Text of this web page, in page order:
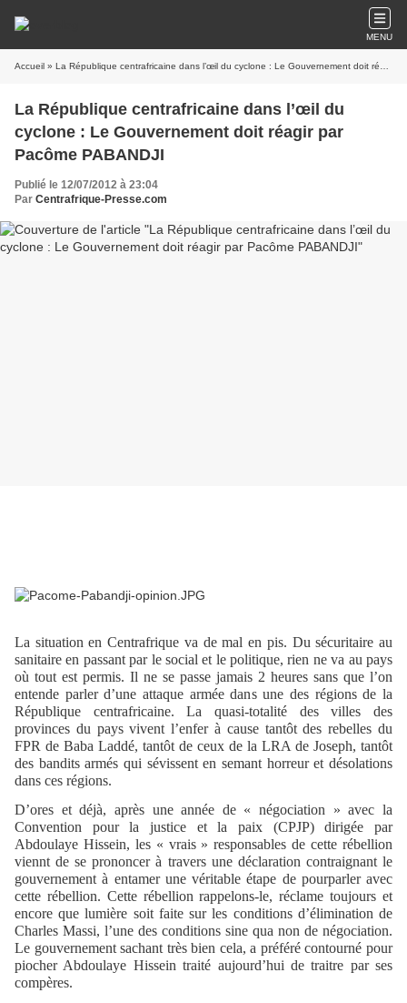
MENU
Accueil » La République centrafricaine dans l’œil du cyclone : Le Gouvernement doit réagir par Pacôme PABANDJI
La République centrafricaine dans l’œil du
cyclone : Le Gouvernement doit réagir par
Pacôme PABANDJI
Publié le 12/07/2012 à 23:04
Par Centrafrique-Presse.com
La situation en Centrafrique va de mal en pis. Du sécuritaire au
sanitaire en passant par le social et le politique, rien ne va au pays
où tout est permis. Il ne se passe jamais 2 heures sans que l’on
entende parler d’une attaque armée dans une des régions de la
République centrafricaine. La quasi-totalité des villes des
provinces du pays vivent l’enfer à cause tantôt des rebelles du
FPR de Baba Laddé, tantôt de ceux de la LRA de Joseph, tantôt
des bandits armés qui sévissent en semant horreur et désolations
dans ces régions.
D’ores et déjà, après une année de « négociation » avec la
Convention pour la justice et la paix (CPJP) dirigée par
Abdoulaye Hissein, les « vrais » responsables de cette rébellion
viennt de se prononcer à travers une déclaration contraignant le
gouvernement à entamer une véritable étape de pourparler avec
cette rébellion. Cette rébellion rappelons-le, réclame toujours et
encore que lumière soit faite sur les conditions d’élimination de
Charles Massi, l’une des conditions sine qua non de négociation.
Le gouvernement sachant très bien cela, a préféré contourné pour
piocher Abdoulaye Hissein traité aujourd’hui de traitre par ses
compères.